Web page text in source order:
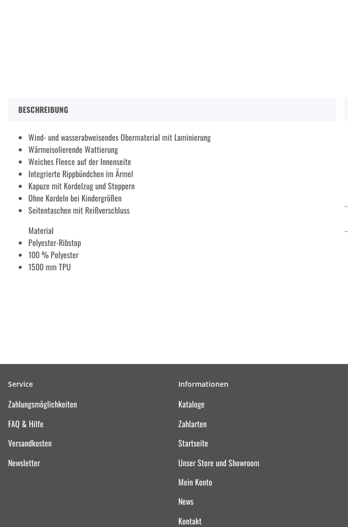
BESCHREIBUNG
Wind- und wasserabweisendes Obermaterial mit Laminierung
Wärmeisolierende Wattierung
Weiches Fleece auf der Innenseite
Integrierte Rippbündchen im Ärmel
Kapuze mit Kordelzug und Stoppern
Ohne Kordeln bei Kindergrößen
Seitentaschen mit Reißverschluss
Material
Polyester-Ribstop
100 % Polyester
1500 mm TPU
Service
Zahlungsmöglichkeiten
FAQ & Hilfe
Versandkosten
Newsletter
Informationen
Kataloge
Zahlarten
Startseite
Unser Store und Showroom
Mein Konto
News
Kontakt